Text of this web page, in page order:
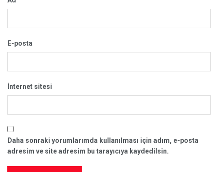
E-posta
İnternet sitesi
Daha sonraki yorumlarımda kullanılması için adım, e-posta
adresim ve site adresim bu tarayıcıya kaydedilsin.